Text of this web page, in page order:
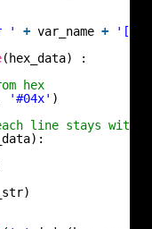
' + var_name +
'[]
(hex_data) :
hex
'#04x' )
line stays